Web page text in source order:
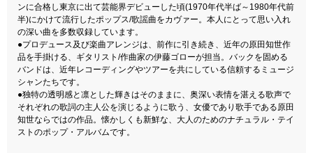
ンに合格し東京に出て芸能界デビューした頃(1970年代半ば～1980年代前
半)にかけて流行したポップス/歌謡曲をカヴァー。本人にとって思い入れ
の深い曲を多数収録しています。
●プロデュース及び楽曲アレンジは、前作に引き続き、近年の原田知世作
品を手掛ける、ギタリスト/作曲家の伊藤ゴローが担当。バックを固める
バンドは、近年レコーディングやツアーを共にしている信頼するミュージ
シャンたちです。
●独特の透明感と凛とした輝きはそのままに、奥深い表情を湛える歌声で
それぞれの歌詞の主人公を演じるように歌う、女優であり歌手である原田
知世ならではの作品。懐かしくも新鮮な、大人のためのナチュラル・テイ
ストのポップ・アルバムです。